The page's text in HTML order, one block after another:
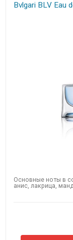
Bvlgari BLV Eau
Основные ноты в
анис, лакрица,